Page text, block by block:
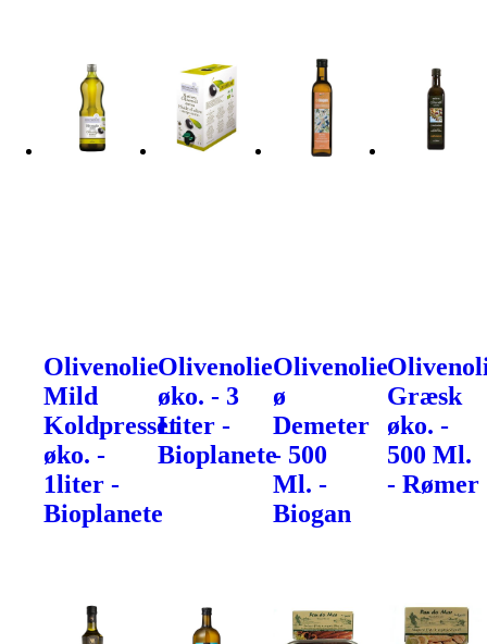
Olivenolie
Mild
Koldpresset
øko. -
1liter -
Bioplanete
Olivenolie
øko. - 3
Liter -
Bioplanete
Olivenolie
ø
Demeter
- 500
Ml. -
Biogan
Græsk
øko. -
500 Ml.
- Rømer